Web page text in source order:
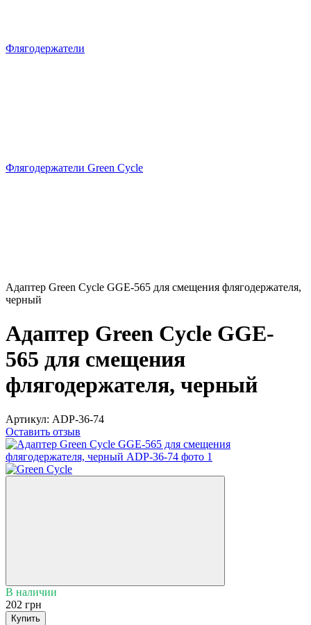
Флягодержатели
Флягодержатели Green Cycle
Адаптер Green Cycle GGE-565 для смещения флягодержателя,
черный
Адаптер Green Cycle GGE-
565 для смещения
флягодержателя, черный
Артикул: ADP-36-74
Оставить отзыв
В наличии
202 грн
Купить